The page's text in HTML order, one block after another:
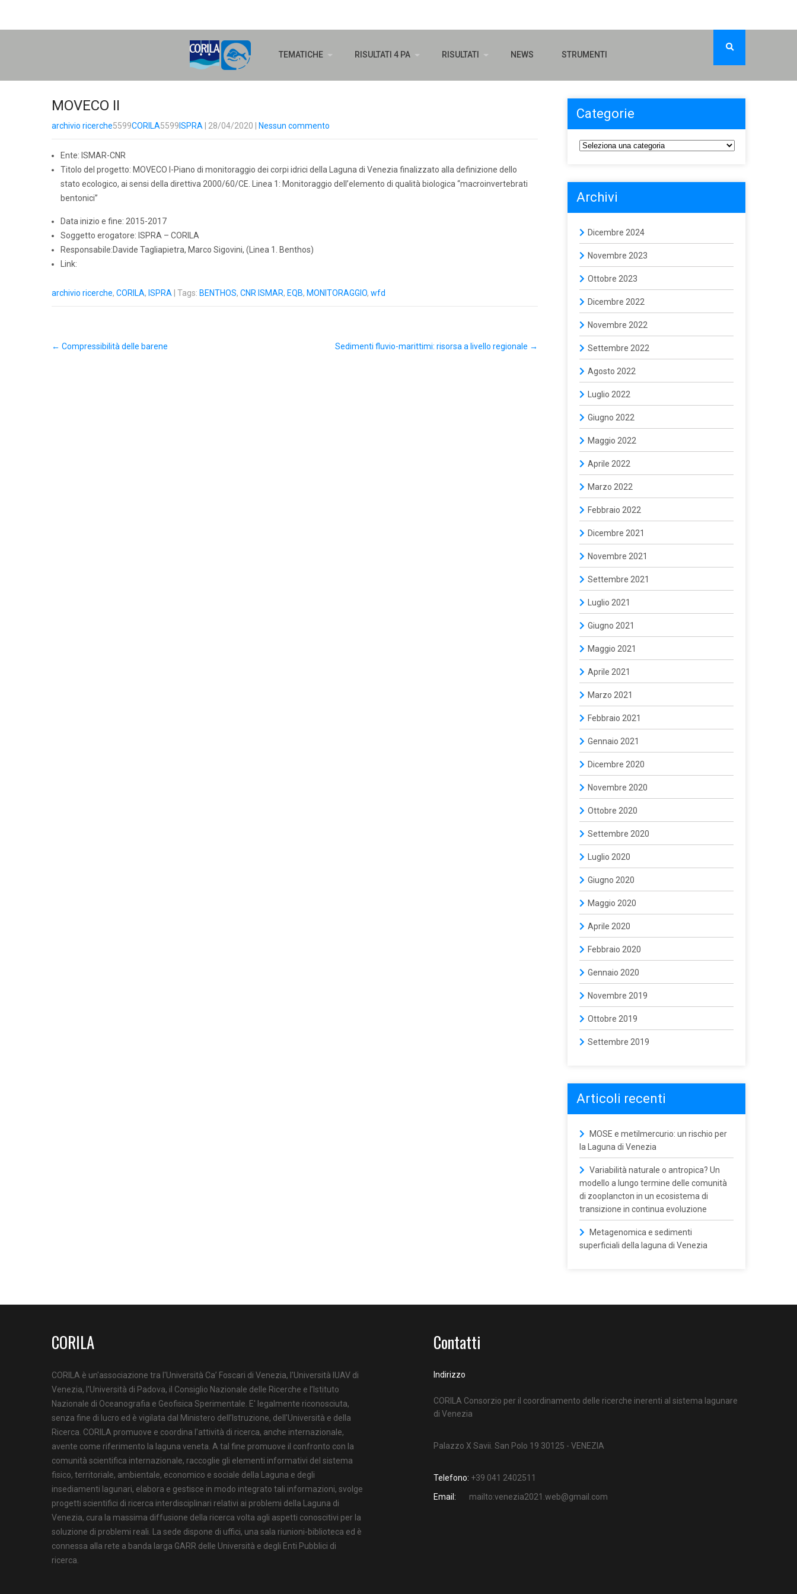
TEMATICHE RISULTATI 4 PA RISULTATI NEWS STRUMENTI
MOVECO II
archivio ricerche5599CORILA5599 ISPRA | 28/04/2020 Nessun commento
Ente: ISMAR-CNR
Titolo del progetto: MOVECO I-Piano di monitoraggio dei corpi idrici della Laguna di Venezia finalizzato alla definizione dello
stato ecologico, ai sensi della direttiva 2000/60/CE. Linea 1: Monitoraggio dell’elemento di qualità biologica “macroinvertebrati
bentonici”
Data inizio e fine: 2015-2017
Soggetto erogatore: ISPRA – CORILA
Responsabile:Davide Tagliapietra, Marco Sigovini, (Linea 1. Benthos)
Link:
archivio ricerche, CORILA, ISPRA | Tags: BENTHOS, CNR ISMAR, EQB, MONITORAGGIO, wfd
← Compressibilità delle barene Sedimenti fluvio-marittimi: risorsa a livello regionale →
Categorie
Archivi
Dicembre 2024
Novembre 2023
Ottobre 2023
Dicembre 2022
Novembre 2022
Settembre 2022
Agosto 2022
Luglio 2022
Giugno 2022
Maggio 2022
Aprile 2022
Marzo 2022
Febbraio 2022
Dicembre 2021
Novembre 2021
Settembre 2021
Luglio 2021
Giugno 2021
Maggio 2021
Aprile 2021
Marzo 2021
Febbraio 2021
Gennaio 2021
Dicembre 2020
Novembre 2020
Ottobre 2020
Settembre 2020
Luglio 2020
Giugno 2020
Maggio 2020
Aprile 2020
Febbraio 2020
Gennaio 2020
Novembre 2019
Ottobre 2019
Settembre 2019
Articoli recenti
MOSE e metilmercurio: un rischio per
la Laguna di Venezia
Variabilità naturale o antropica? Un
modello a lungo termine delle comunità
di zooplancton in un ecosistema di
transizione in continua evoluzione
Metagenomica e sedimenti
superficiali della laguna di Venezia
CORILA
CORILA è un'associazione tra l'Università Ca’ Foscari di Venezia, l'Università IUAV di
Venezia, l'Università di Padova, il Consiglio Nazionale delle Ricerche e l’Istituto
Nazionale di Oceanografia e Geofisica Sperimentale. E' legalmente riconosciuta,
senza fine di lucro ed è vigilata dal Ministero dell’Istruzione, dell'Università e della
Ricerca. CORILA promuove e coordina l'attività di ricerca, anche internazionale,
avente come riferimento la laguna veneta. A tal fine promuove il confronto con la
comunità scientifica internazionale, raccoglie gli elementi informativi del sistema
fisico, territoriale, ambientale, economico e sociale della Laguna e degli
insediamenti lagunari, elabora e gestisce in modo integrato tali informazioni, svolge
progetti scientifici di ricerca interdisciplinari relativi ai problemi della Laguna di
Venezia, cura la massima diffusione della ricerca volta agli aspetti conoscitivi per la
soluzione di problemi reali. La sede dispone di uffici, una sala riunioni-biblioteca ed è
connessa alla rete a banda larga GARR delle Università e degli Enti Pubblici di
ricerca.
Contatti
Indirizzo
CORILA Consorzio per il coordinamento delle ricerche inerenti al sistema lagunare
di Venezia
Palazzo X Savii. San Polo 19 30125 - VENEZIA
Telefono: +39 041 2402511
Email:
mailto:venezia2021.web@gmail.com